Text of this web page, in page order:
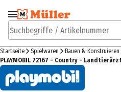
Zur Navigation
springen
Suchbegriffe / Artikelnummer
Startseite Spielwaren Bauen & Konstruieren
PLAYMOBIL 72167 - Country -